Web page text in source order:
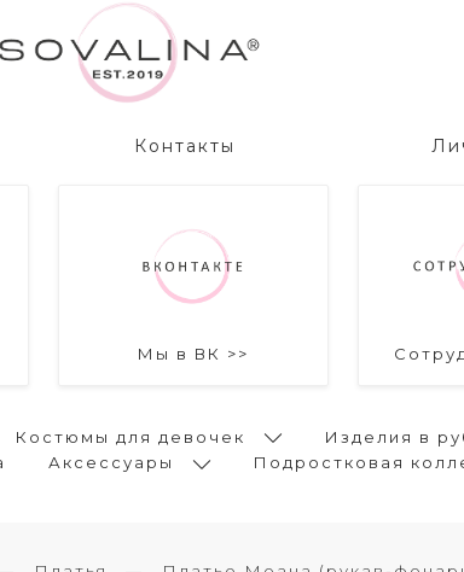
Контакты
Мы в ВК >>
Костюмы для девочек
Изделия в
Аксессуары Подростковая